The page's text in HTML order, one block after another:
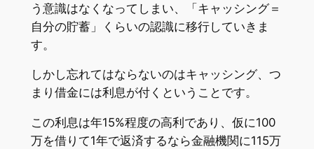
う意識はなくなってしまい、「キャッシング＝
自分の貯蓄」くらいの認識に移行していきま
す。
しかし忘れてはならないのはキャッシング、つ
まり借金には利息が付くということです。
この利息は年15%程度の高利であり、仮に100
万を借りて1年で返済するなら金融機関に115万